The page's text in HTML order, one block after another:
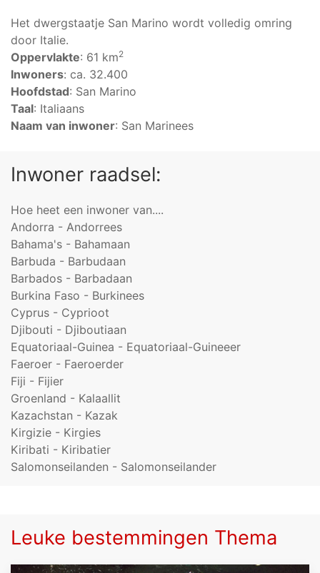
Het dwergstaatje San Marino wordt volledig omring
door Italie.
Oppervlakte: 61 km2
Inwoners: ca. 32.400
Hoofdstad: San Marino
Taal: Italiaans
Naam van inwoner: San Marinees
Inwoner raadsel:
Hoe heet een inwoner van....
Andorra - Andorrees
Bahama's - Bahamaan
Barbuda - Barbudaan
Barbados - Barbadaan
Burkina Faso - Burkinees
Cyprus - Cyprioot
Djibouti - Djiboutiaan
Equatoriaal-Guinea - Equatoriaal-Guineeer
Faeroer - Faeroerder
Fiji - Fijier
Groenland - Kalaallit
Kazachstan - Kazak
Kirgizie - Kirgies
Kiribati - Kiribatier
Salomonseilanden - Salomonseilander
Leuke bestemmingen Thema